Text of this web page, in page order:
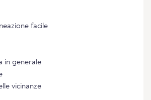
facile
in generale
vicinanze